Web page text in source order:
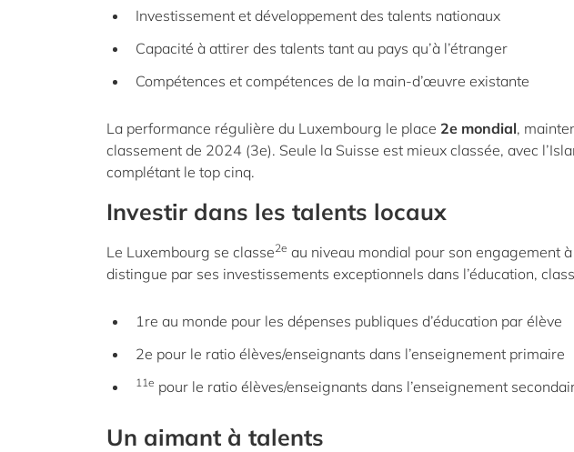
Investissement et développement des talents nationaux
Capacité à attirer des talents tant au pays qu’à l’étranger
Compétences et compétences de la main-d’œuvre existante
La performance régulière du Luxembourg le place 2e mondial,
classement de 2024 (3e). Seule la Suisse est mieux classée, avec
complétant le top cinq.
Investir dans les talents locaux
Le Luxembourg se classe2e au niveau mondial pour son engagement
distingue par ses investissements exceptionnels dans l’éducation,
1re au monde pour les dépenses publiques d’éducation par élève
2e pour le ratio élèves/enseignants dans l’enseignement primaire
11e pour le ratio élèves/enseignants dans l’enseignement
Un aimant à talents